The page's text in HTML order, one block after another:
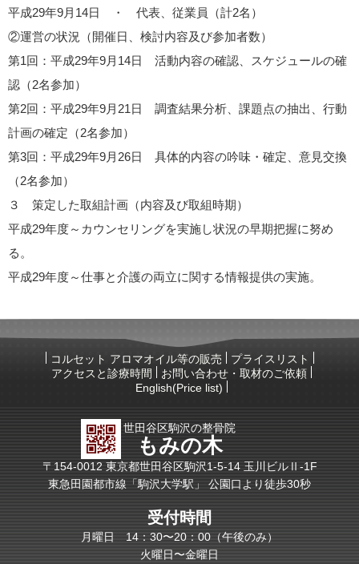
平成29年9月14日 ・ 代表、従業員（計2名）
②運営の状況（開催日、検討内容及び参加者数）
第1回：平成29年9月14日 活動内容の確認、スケジュールの確
認（2名参加）
第2回：平成29年9月21日 調査結果分析、課題点の抽出、行動
計画の確定（2名参加）
第3回：平成29年9月26日 具体的内容の吟味・確定、意見交換
（2名参加）
３ 策定した取組計画（内容及び取組時期）
平成29年度～カウンセリングを実施し状況の早期把握に努め
る。
平成29年度～仕事と介護の両立に関する情報提供の実施。
コルセット アロマオイル等の販売
プライスリスト
アクセスと診療時間
お問い合わせ・取材のご依頼
English(Price list)
世田谷区駒沢の整骨院
もみの木
〒154-0012 東京都世田谷区駒沢1-5-14 玉川ビルⅡ-1F
東急田園都市線「駒沢大学駅」 公園口より徒歩30秒
受付時間
月曜日 14：30〜20：00（午後のみ）
火曜日〜金曜日